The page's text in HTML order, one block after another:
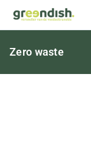
Zero waste